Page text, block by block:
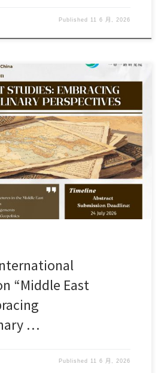
Published 11 6 月, 2026
版本。
“Middle East
…
Published 11 6 月, 2026